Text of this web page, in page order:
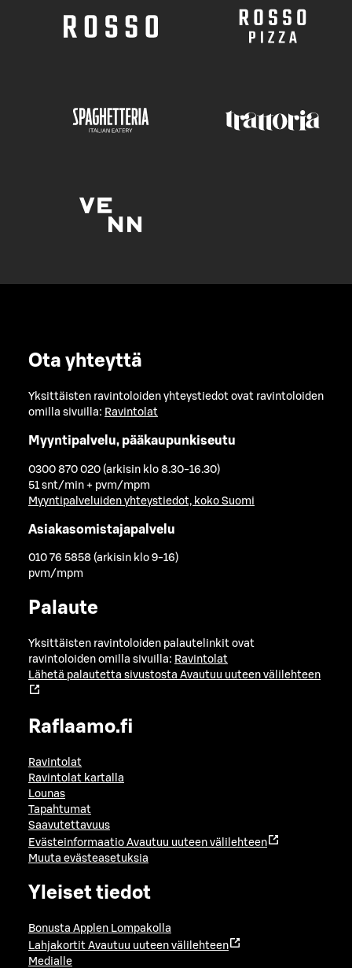
Ota yhteyttä
Yksittäisten ravintoloiden yhteystiedot ovat ravintoloiden
omilla sivuilla: Ravintolat
Myyntipalvelu, pääkaupunkiseutu
0300 870 020 (arkisin klo 8.30-16.30)
51 snt/min + pvm/mpm
Myyntipalveluiden yhteystiedot, koko Suomi
Asiakasomistajapalvelu
010 76 5858 (arkisin klo 9-16)
pvm/mpm
Palaute
Yksittäisten ravintoloiden palautelinkit ovat
ravintoloiden omilla sivuilla: Ravintolat
Lähetä palautetta sivustosta Avautuu uuteen välilehteen
Raflaamo.fi
Ravintolat
Ravintolat kartalla
Lounas
Tapahtumat
Saavutettavuus
Evästeinformaatio Avautuu uuteen välilehteen
Muuta evästeasetuksia
Yleiset tiedot
Bonusta Applen Lompakolla
Lahjakortit Avautuu uuteen välilehteen
Medialle